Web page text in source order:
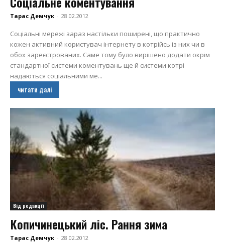
Тарас Демчук - 28.02.2012
Соціальні мережі зараз настільки поширені, що практично
кожен активний користувач інтернету в котрійсь із них чи в
обох зареєстрованих. Саме тому було вирішено додати окрім
стандартної системи коментувань ще й системи котрі
надаються соціальними ме...
читати далі
Від редакції
Копичинецький ліс. Рання зима
Тарас Демчук - 28.02.2012